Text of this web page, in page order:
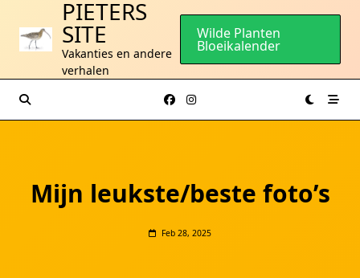
naar
PIETERS
SITE
Vakanties en andere
verhalen
Wilde Planten
Bloeikalender
Mijn leukste/beste foto’s
Feb 28, 2025